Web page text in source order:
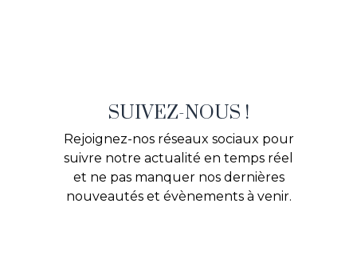
SUIVEZ-NOUS !
Rejoignez-nos réseaux sociaux pour
suivre notre actualité en temps réel
et ne pas manquer nos dernières
nouveautés et évènements à venir.